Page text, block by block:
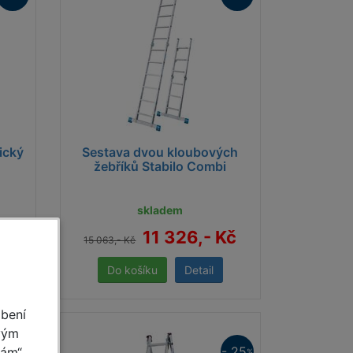
Sestava dvou kloubových
žebříků Stabilo Combi
skladem
15 063,- Kč 11 326,- Kč
Detail
% %